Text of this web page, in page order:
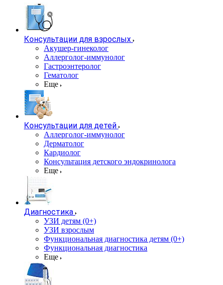
Консультации для взрослых
Акушер-гинеколог
Аллерголог-иммунолог
Гастроэнтеролог
Гематолог
Еще
Консультации для детей
Аллерголог-иммунолог
Дерматолог
Кардиолог
Консультация детского эндокринолога
Еще
Диагностика
УЗИ детям (0+)
УЗИ взрослым
Функциональная диагностика детям (0+)
Функциональная диагностика
Еще